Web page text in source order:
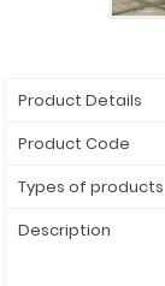
Product Details
Product Code
Types of products
Description